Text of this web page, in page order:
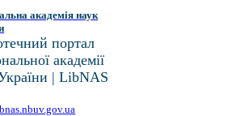
академія наук
портал
академії
| LibNAS